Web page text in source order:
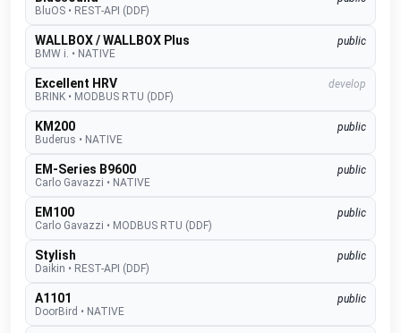
BluOS • REST-API (DDF)
WALLBOX / WALLBOX Plus
public
BMW i. • NATIVE
Excellent HRV
develop
BRINK • MODBUS RTU (DDF)
KM200
public
Buderus • NATIVE
EM-Series B9600
public
Carlo Gavazzi • NATIVE
EM100
public
Carlo Gavazzi • MODBUS RTU (DDF)
Stylish
public
Daikin • REST-API (DDF)
A1101
public
DoorBird • NATIVE